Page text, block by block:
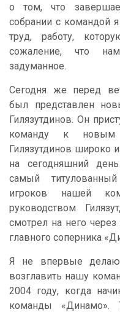
о том, что
собрании с командой
труд, работу,
сожаление, что
задуманное.
Сегодня же перед
был представлен
Гилязутдинов. Он
команду к новым
Гилязутдинов широко
на сегодняшний
самый
игроков нашей
руководством
смотрел на него
главного соперника
Я не впервые делаю
возглавить нашу
2004 году, когда
команды «Динамо».